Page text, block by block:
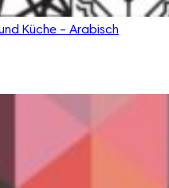
Küche – Arabisch